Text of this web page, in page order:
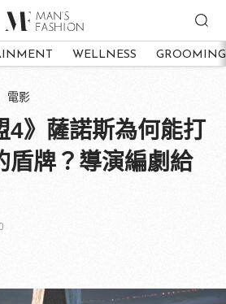
WELLNESS GROOMING
電影
4》薩諾斯為何能打
盾牌？導演編劇給